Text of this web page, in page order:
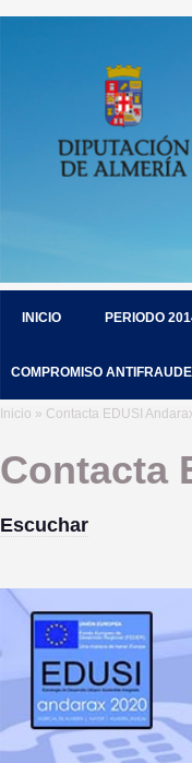
INICIO PERIODO
COMPROMISO ANTIFRAUDE
Inicio » Contacta EDUSI
Contacta
Escuchar